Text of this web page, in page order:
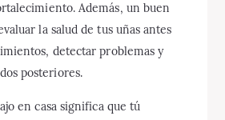
Además, un buen
la salud de tus uñas antes
detectar problemas y
posteriores.
en casa significa que tú